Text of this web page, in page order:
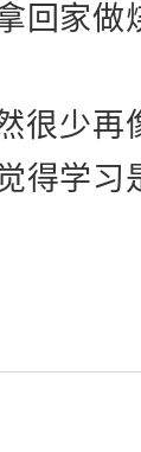
回家做
很少再
得学习